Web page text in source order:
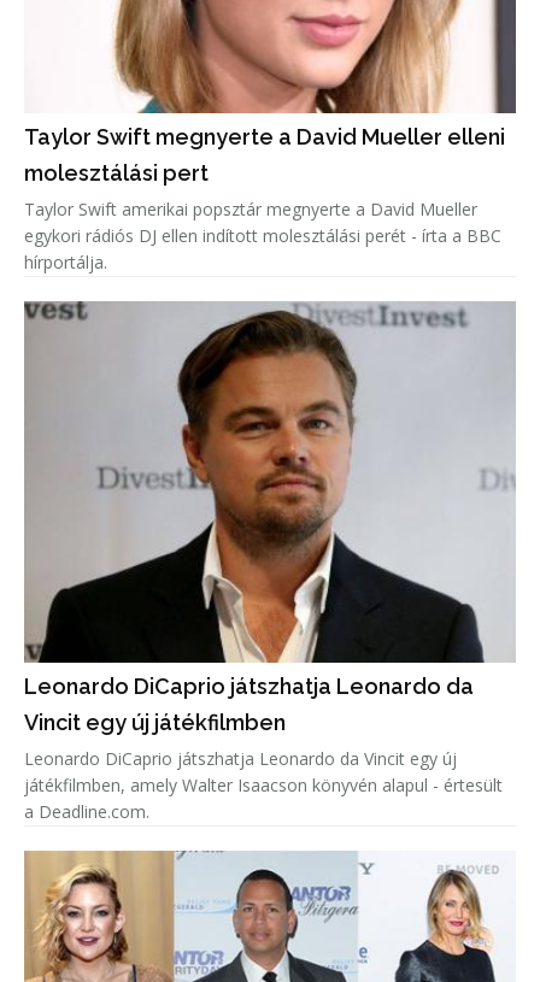
Taylor Swift megnyerte a David Mueller elleni
molesztálási pert
Taylor Swift amerikai popsztár megnyerte a David Mueller
egykori rádiós DJ ellen indított molesztálási perét - írta a BBC
hírportálja.
Leonardo DiCaprio játszhatja Leonardo da
Vincit egy új játékfilmben
Leonardo DiCaprio játszhatja Leonardo da Vincit egy új
játékfilmben, amely Walter Isaacson könyvén alapul - értesült
a Deadline.com.